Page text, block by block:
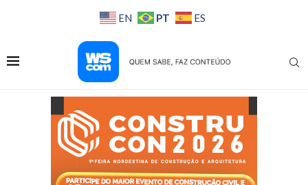
EN PT ES